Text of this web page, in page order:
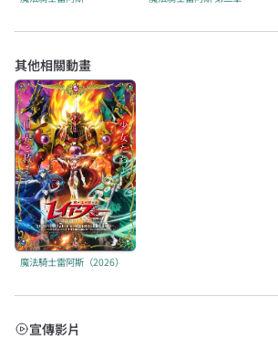
其他相關動畫
魔法騎士雷阿斯（2026）
宣傳影片